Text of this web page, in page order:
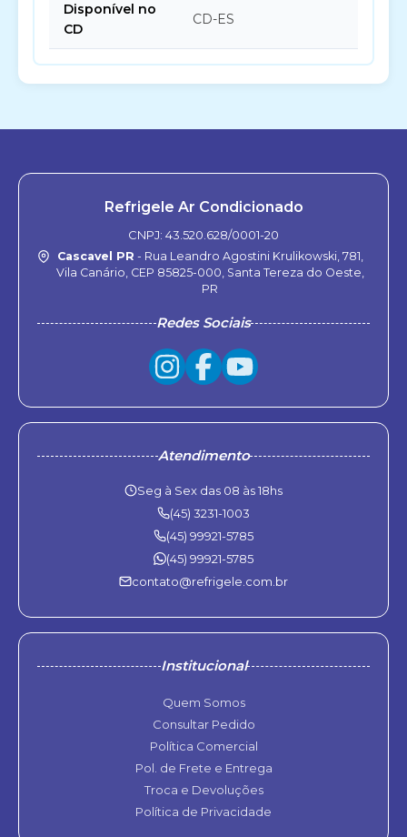
Disponível no
CD
CD-ES
Refrigele Ar Condicionado
CNPJ: 43.520.628/0001-20
Cascavel PR - Rua Leandro Agostini Krulikowski, 781,
Vila Canário, CEP 85825-000, Santa Tereza do Oeste,
PR
Redes Sociais
Atendimento
Seg à Sex das 08 às 18hs
(45) 3231-1003
(45) 99921-5785
(45) 99921-5785
contato@refrigele.com.br
Institucional
Quem Somos
Consultar Pedido
Política Comercial
Pol. de Frete e Entrega
Troca e Devoluções
Política de Privacidade